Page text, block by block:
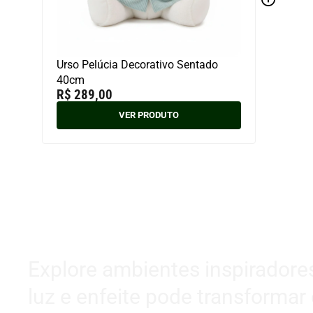
Urso Pelúcia Decorativo Sentado
40cm
R$ 289,00
VER PRODUTO